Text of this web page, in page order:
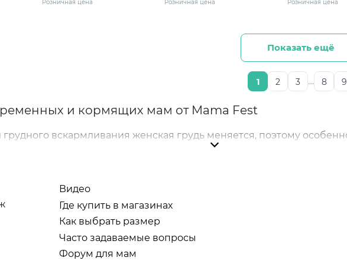
(75-B) серый меланж/белый
Розничная цена
(75-B) серый меланж/черный
Розничная цена Розничная цена
Показать ещё
1 2 3 … 8 9
и кормящих мам от Mama Fest
вскармливания женская грудь меняется, поэтому
для беременных и кормящих мам обеспечивают надежную
Fest представлен широкий ассортимент моделей,
изменения фигуры, мягко поддерживают грудь, не
Видео
Где купить в магазинах
Как выбрать размер
Часто задаваемые вопросы
Форум для мам